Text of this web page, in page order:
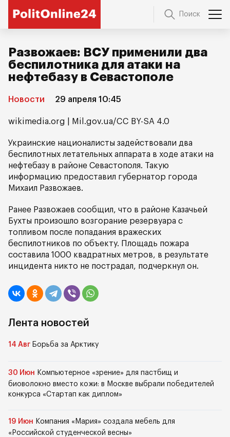
Поиск
Развожаев: ВСУ применили два
беспилотника для атаки на
нефтебазу в Севастополе
Новости 29 апреля 10:45
wikimedia.org | Mil.gov.ua/CC BY-SA 4.0
Украинские националисты задействовали два
беспилотных летательных аппарата в ходе атаки на
нефтебазу в районе Севастополя. Такую
информацию предоставил губернатор города
Михаил Развожаев.
Ранее Развожаев сообщил, что в районе Казачьей
Бухты произошло возгорание резервуара с
топливом после попадания вражеских
беспилотников по объекту. Площадь пожара
составила 1000 квадратных метров, в результате
инцидента никто не пострадал, подчеркнул он.
Лента новостей
14 Авг Борьба за Арктику
30 Июн Компьютерное «зрение» для пастбищ и
биоволокно вместо кожи: в Москве выбрали победителей
конкурса «Стартап как диплом»
19 Июн Компания «Мария» создала мебель для
«Российской студенческой весны»